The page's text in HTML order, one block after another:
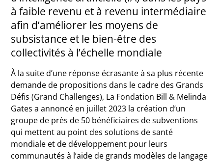
à faible revenu et à revenu intermédiaire
afin d’améliorer les moyens de
subsistance et le bien-être des
collectivités à l’échelle mondiale
À la suite d’une réponse écrasante à sa plus récente
demande de propositions dans le cadre des Grands
Défis (Grand Challenges), La Fondation Bill & Melinda
Gates a annoncé en juillet 2023 la création d’un
groupe de près de 50 bénéficiaires de subventions
qui mettent au point des solutions de santé
mondiale et de développement pour leurs
communautés à l’aide de grands modèles de langage